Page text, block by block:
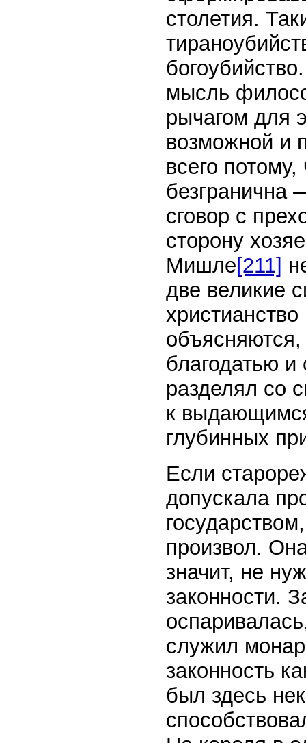
столетия.
мысль
рычагом для
возможной и
всего
безгранична
сговор с
сторону
Мишле[211]
две великие
благодатью
разделял со
к
глубинных
Если
допускала
произвол.
значит, не
законности.
служил
законность
был здесь